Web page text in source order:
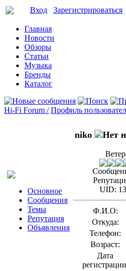
Вход Зарегистрироваться
Главная
Новости
Обзоры
Статьи
Музыка
Бренды
Каталог
Hi-Fi Forum / Профиль
Основное
Сообщения
Темы
Репутация
Объявления
niko
UID:
Ф.И.О:
Откуда:
Телефон:
Возраст:
Дата